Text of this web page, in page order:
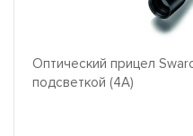
Оптический прицел
подсветкой (4A)